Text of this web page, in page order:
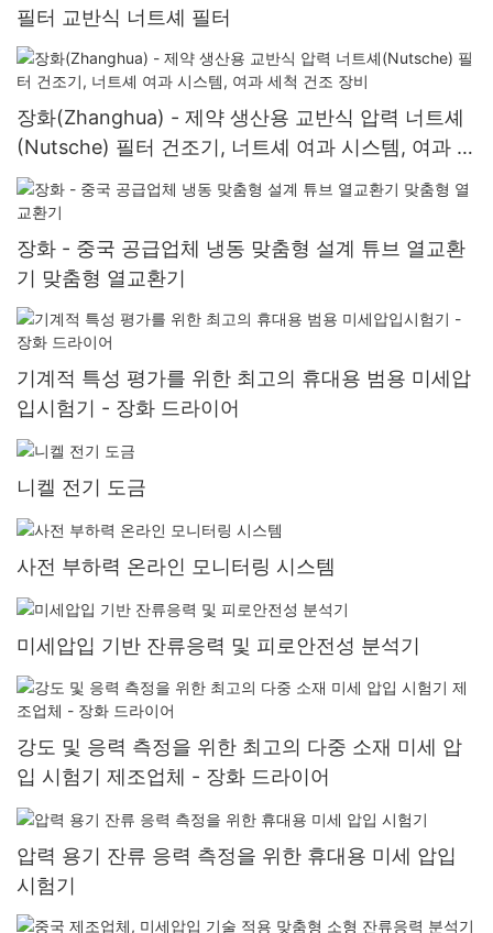
필터 교반식 너트셰 필터
장화(Zhanghua) - 제약 생산용 교반식 압력 너트셰
(Nutsche) 필터 건조기, 너트셰 여과 시스템, 여과 세
척 건조 장비
장화 - 중국 공급업체 냉동 맞춤형 설계 튜브 열교환
기 맞춤형 열교환기
기계적 특성 평가를 위한 최고의 휴대용 범용 미세압
입시험기 - 장화 드라이어
니켈 전기 도금
사전 부하력 온라인 모니터링 시스템
미세압입 기반 잔류응력 및 피로안전성 분석기
강도 및 응력 측정을 위한 최고의 다중 소재 미세 압
입 시험기 제조업체 - 장화 드라이어
압력 용기 잔류 응력 측정을 위한 휴대용 미세 압입
시험기